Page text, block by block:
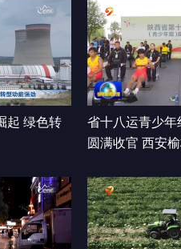
起 绿色转
省十八运青少年
圆满收官 西安